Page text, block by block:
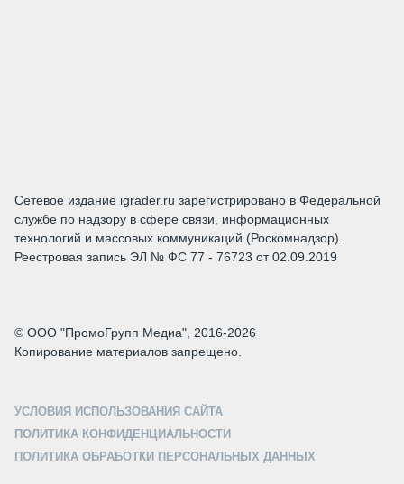
Сетевое издание igrader.ru зарегистрировано в Федеральной
службе по надзору в сфере связи, информационных
технологий и массовых коммуникаций (Роскомнадзор).
Реестровая запись ЭЛ № ФС 77 - 76723 от 02.09.2019
© ООО "ПромоГрупп Медиа", 2016-2026
Копирование материалов запрещено.
УСЛОВИЯ ИСПОЛЬЗОВАНИЯ САЙТА
ПОЛИТИКА КОНФИДЕНЦИАЛЬНОСТИ
ПОЛИТИКА ОБРАБОТКИ ПЕРСОНАЛЬНЫХ ДАННЫХ